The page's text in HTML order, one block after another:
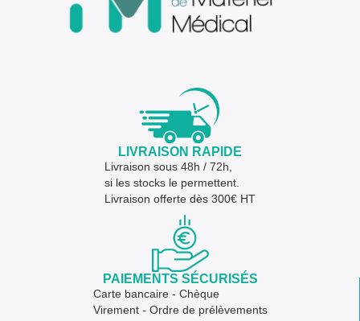
LIVRAISON RAPIDE
Livraison sous 48h / 72h,
si les stocks le permettent.
Livraison offerte dès 300€ HT
PAIEMENTS SÉCURISÉS
Carte bancaire - Chèque
Virement - Ordre de prélèvements